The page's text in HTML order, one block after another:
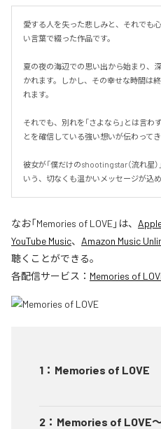
愛する人を失った悲しみと、それでも
い言葉で綴った作品です。
夏の夜の海辺での思い出から始まり、
かれます。しかし、その幸せな時間は
れます。
それでも、別れを「さよなら」とは言
とを確信している強い想いが伝わってき
彼女が「僕だけのshootingstar（流れ星
いう、切なくも温かいメッセージが込め
なお「Memories of LOVE」は、
YouTube Music、 Amazon Music
聴くことができる。
各配信サービス： Memories of
1 ： Memories of LOVE
2 ： Memories of LOVE